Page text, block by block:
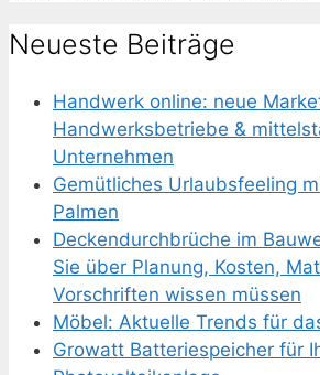
Neueste Beiträge
Handwerk online: neue
Handwerksbetriebe &
Unternehmen
Gemütliches Urlaubsfeeling
Palmen
Deckendurchbrüche im
Sie über Planung, Kosten,
Vorschriften wissen müssen
Möbel: Aktuelle Trends für
Growatt Batteriespeicher für